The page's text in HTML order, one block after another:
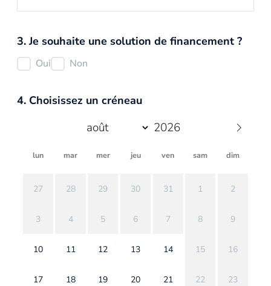
3. Je souhaite une solution de financement ?
Oui Non
4. Choisissez un créneau
lun mar mer jeu ven sam dim
27 28 29 30 31 1 2
3 4 5 6 7 8 9
10 11 12 13 14 15 16
17 18 19 20 21 22 23